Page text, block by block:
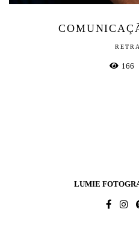
166
LUMIE